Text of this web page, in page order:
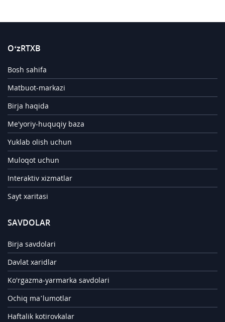
O‘zRTXB
Bosh sahifa
Matbuot-markazi
Birja haqida
Me'yoriy-huquqiy baza
Yuklab olish uchun
Muloqot uchun
Interaktiv xizmatlar
Sayt xaritasi
SAVDOLAR
Birja savdolari
Davlat xaridlar
Ko'rgazma-yarmarka savdolari
Ochiq ma’lumotlar
Haftalik kotirovkalar